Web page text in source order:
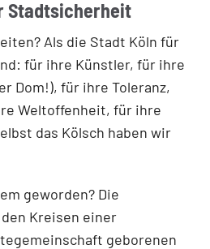
Stadtsicherheit
Als die Stadt Köln für
für ihre Künstler, für ihre
Dom!), für ihre Toleranz,
Weltoffenheit, für ihre
das Kölsch haben wir
geworden? Die
Kreisen einer
geborenen